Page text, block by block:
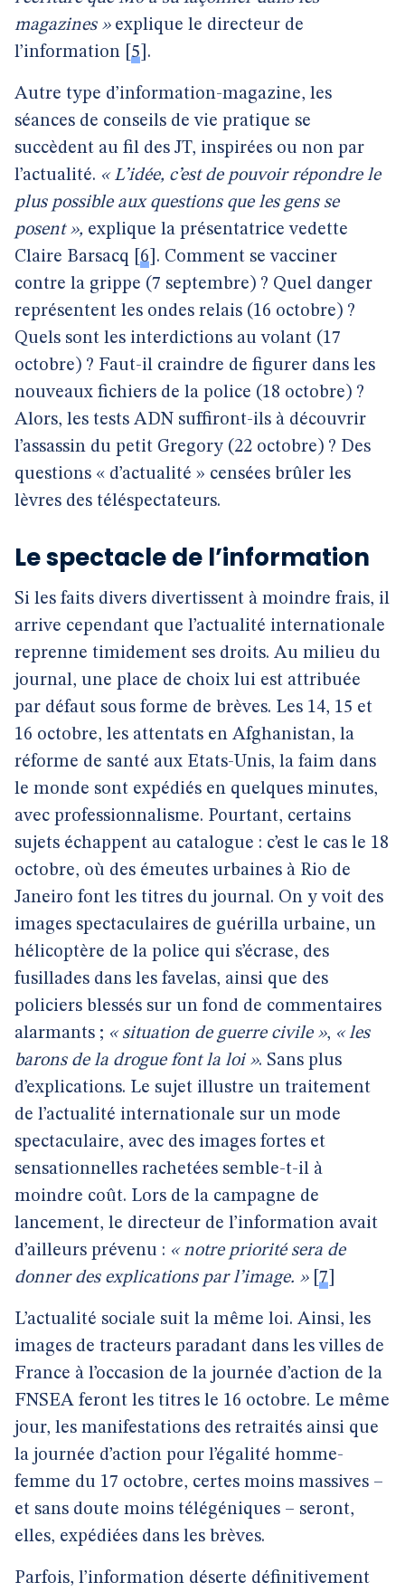
magazines »explique le directeur de
l’information 5 .
Autre type d’information-magazine, les
séances de conseils de vie pratique se
succèdent au fil des JT, inspirées ou non par
l’actualité. « L’idée, c’est de pouvoir répondre le
plus possible aux questions que les gens se
posent », explique la présentatrice vedette
Claire Barsacq
6 . Comment se vacciner
contre la grippe (7 septembre) ? Quel danger
représentent les ondes relais (16 octobre) ?
Quels sont les interdictions au volant (17
octobre) ? Faut-il craindre de figurer dans les
nouveaux fichiers de la police (18 octobre) ?
Alors, les tests ADN suffiront-ils à découvrir
l’assassin du petit Gregory (22 octobre) ? Des
questions « d’actualité » censées brûler les
lèvres des téléspectateurs.
Le spectacle de l’information
Si les faits divers divertissent à moindre frais, il
arrive cependant que l’actualité internationale
reprenne timidement ses droits. Au milieu du
journal, une place de choix lui est attribuée
par défaut sous forme de brèves. Les 14, 15 et
16 octobre, les attentats en Afghanistan, la
réforme de santé aux Etats-Unis, la faim dans
le monde sont expédiés en quelques minutes,
avec professionnalisme. Pourtant, certains
sujets échappent au catalogue : c’est le cas le 18
octobre, où des émeutes urbaines à Rio de
Janeiro font les titres du journal. On y voit des
images spectaculaires de guérilla urbaine, un
hélicoptère de la police qui s’écrase, des
fusillades dans les favelas, ainsi que des
policiers blessés sur un fond de commentaires
alarmants ; « situation de guerre civile », « les
barons de la drogue font la loi ». Sans plus
d’explications. Le sujet illustre un traitement
de l’actualité internationale sur un mode
spectaculaire, avec des images fortes et
sensationnelles rachetées semble-t-il à
moindre coût. Lors de la campagne de
lancement, le directeur de l’information avait
d’ailleurs prévenu : « notre priorité sera de
donner des explications par l’image. »[ 7
L’actualité sociale suit la même loi. Ainsi, les
images de tracteurs paradant dans les villes de
France à l’occasion de la journée d’action de la
FNSEA feront les titres le 16 octobre. Le même
jour, les manifestations des retraités ainsi que
la journée d’action pour l’égalité homme-
femme du 17 octobre, certes moins massives –
et sans doute moins télégéniques – seront,
elles, expédiées dans les brèves.
Parfois, l’information déserte définitivement